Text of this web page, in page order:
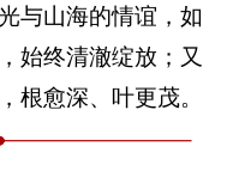
与山海的情谊，如
始终清澈绽放；又
根愈深、叶更茂。